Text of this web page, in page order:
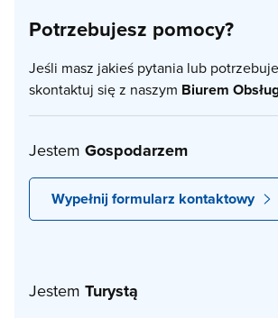
Potrzebujesz pomocy?
Jeśli masz jakieś pytania lub
skontaktuj się z naszym Biurem
Jestem Gospodarzem
Wypełnij formularz kontaktowy
Jestem Turystą